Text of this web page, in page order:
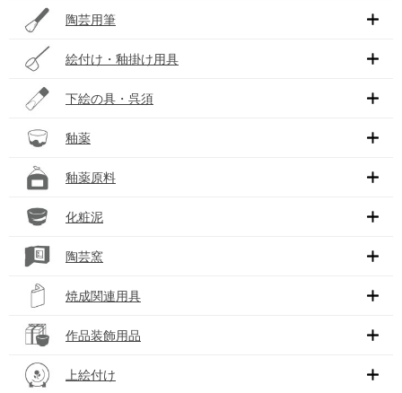
陶芸用筆
絵付け・釉掛け用具
下絵の具・呉須
釉薬
釉薬原料
化粧泥
陶芸窯
焼成関連用具
作品装飾用品
上絵付け